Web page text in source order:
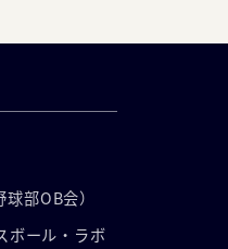
部OB会）
ボール・ラボ